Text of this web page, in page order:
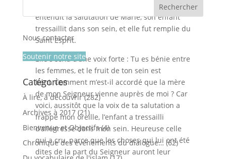
Zacharie, et salua Élisabeth. Dès qu’Élisabeth
entendit la salutation de Marie, son enfant
tressaillit dans son sein, et elle fut remplie du
Saint Esprit.
Elle s’écria d’une voix forte : Tu es bénie entre
les femmes, et le fruit de ton sein est
béni. Comment m’est-il accordé que la mère
de mon Seigneur vienne auprès de moi ? Car
voici, aussitôt que la voix de ta salutation a
frappé mon oreille, l’enfant a tressailli
d’allégresse dans mon sein. Heureuse celle
qui a cru, parce que les choses qui lui ont été
dites de la part du Seigneur auront leur
Nous contacter
Soutenir notre site
Catégories
À lire, à découvrir(282)
Archives à 2017(21)
Bienvenue et Objectifs(4)
Chronique des évènements du dialogue… (62)